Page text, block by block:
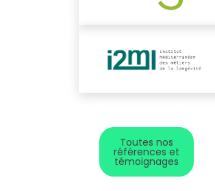
Toutes nos
références et
témoignages